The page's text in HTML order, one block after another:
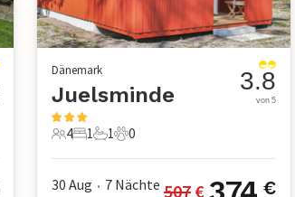
Dänemark
Juelsminde
4 Gäste
4
1 Schlafzimmer
1
1 Badezimmer
1
0 Haustiere
0
3.8
von 5
30 Aug • 7 Nächte 507 € €